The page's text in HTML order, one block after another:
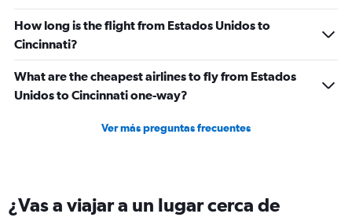
How long is the flight from Estados Unidos to
Cincinnati?
What are the cheapest airlines to fly from Estados
Unidos to Cincinnati one-way?
Ver más preguntas frecuentes
¿Vas a viajar a un lugar cerca de